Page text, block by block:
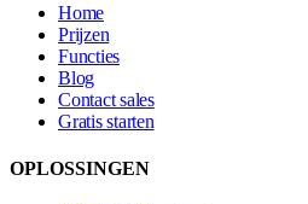
Home
Prijzen
Functies
Blog
Contact sales
Gratis starten
OPLOSSINGEN